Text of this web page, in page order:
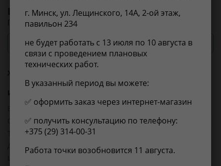
LYNXauto CD1503
Привод в сборе R (Z 28x37)
Посмотреть цены и сроки
4905601452998
Объем упаковки, л:
0.03564
Товарная группа:
Длина, мм:
1100
г. Минск, ул. Лещинского, 14А, 2-ой этаж,
павильон 234
не будет работать с 13 июля по 10 августа в
связи с проведением плановых
технических работ.
В указанный период вы можете:
✅ оформить заказ через интернет-магазин
✅ получить консультацию по телефону:
+375 (29) 314-00-31
Работа точки возобновится 11 августа.